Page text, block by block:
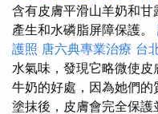
含有皮膚平滑山羊奶和
產生和水磷脂屏障保護。
護照 唐六典專業治療 台
水氣味，發現它略微使
牛奶的好處，因為她們的
塗抹後，皮膚會完全保護